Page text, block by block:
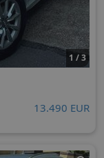
1 / 3
13.490 EUR